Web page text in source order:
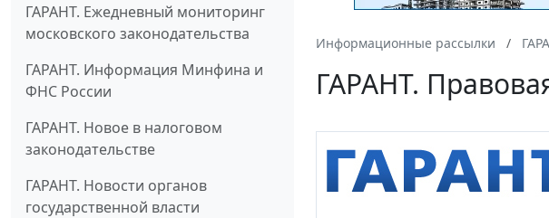
ГАРАНТ. Ежедневный мониторинг
московского законодательства
ГАРАНТ. Информация Минфина и
ФНС России
ГАРАНТ. Новое в налоговом
законодательстве
ГАРАНТ. Новости органов
государственной власти
Информационные рассылки
ГАРАНТ.